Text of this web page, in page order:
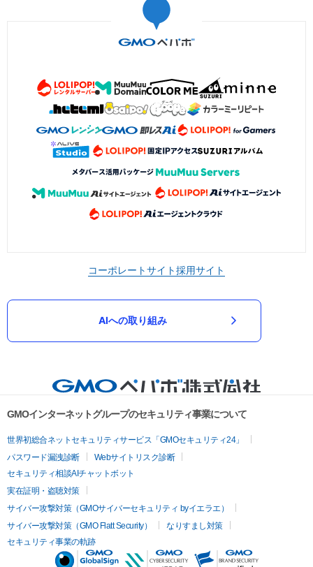
コーポレートサイト採用サイト
AIへの取り組み
GMOインターネットグループのセキュリティ事業について
世界初総合ネットセキュリティサービス「GMOセキュリティ24」
パスワード漏洩診断
Webサイトリスク診断
セキュリティ相談AIチャットボット
実在証明・盗聴対策
サイバー攻撃対策（GMOサイバーセキュリティ byイエラエ）
サイバー攻撃対策（GMO Flatt Security）
なりすまし対策
セキュリティ事業の軌跡